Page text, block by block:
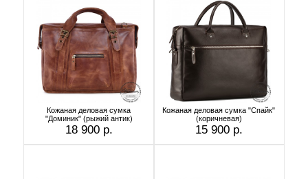
Кожаная деловая сумка
"Доминик" (рыжий антик)
18 900 р.
Кожаная деловая сумка "Спайк"
(коричневая)
15 900 р.